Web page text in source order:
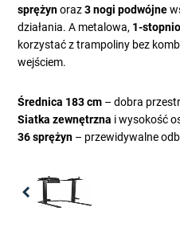
sprężynoraz3 nogi podwójne
działania. A metalowa, 1-
korzystać z trampoliny bez
wejściem.
Średnica 183 cm – dobra
Siatka zewnętrzna i wysokość
36 sprężyn – przewidywalne